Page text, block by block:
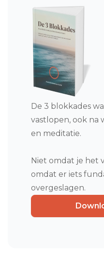
De 3 blokkades
vastlopen, ook na
en meditatie.
Niet omdat je het
omdat er iets
overgeslagen.